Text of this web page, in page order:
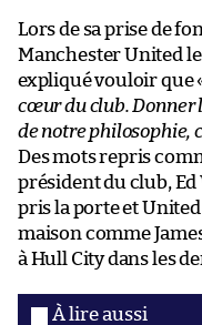
Lors de sa prise de
Manchester United
expliqué vouloir que
cœur du club. Donner
de notre philosophie,
Des mots repris
président du club, Ed
pris la porte et
maison comme
à Hull City dans les